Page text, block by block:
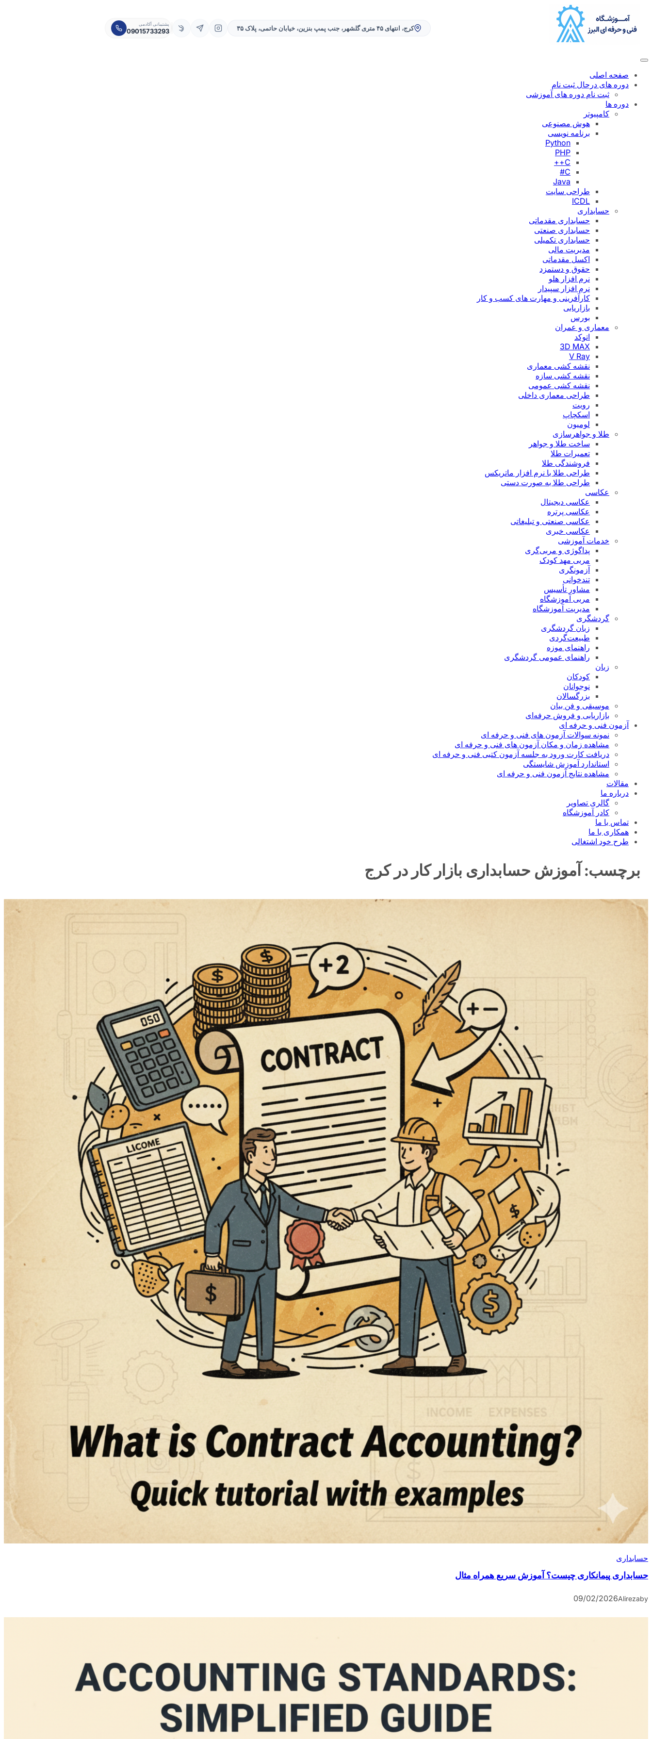
محتوا
کرج، انتهای ۴۵ متری گلشهر، جنب پمپ بنزین، خیابان حاتمی، پلاک ۳۵
پشتیبانی آکادمی
09015733293
صفحه اصلی
دوره های درحال ثبت نام
ثبت نام دوره های آموزشی
دوره ها
کامپیوتر
هوش مصنوعی
برنامه نویسی
Python
PHP
C++
C#
Java
طراحی سایت
ICDL
حسابداری
حسابداری مقدماتی
حسابداری صنعتی
حسابداری تکمیلی
مدیریت مالی
اکسل مقدماتی
حقوق و دستمزد
نرم افزار هلو
نرم افزار سپیدار
کارآفرینی و مهارت های کسب و کار
بازاریابی
بورس
معماری و عمران
اتوکد
3D MAX
V Ray
نقشه کشی معماری
نقشه کشی سازه
نقشه کشی عمومی
طراحی معماری داخلی
رویت
اسکچاپ
لومیون
طلا و جواهرسازی
ساخت طلا و جواهر
تعمیرات طلا
فروشندگی طلا
طراحی طلا با نرم افزار ماتریکس
طراحی طلا به صورت دستی
عکاسی
عکاسی دیجیتال
عکاسی پرتره
عکاسی صنعتی و تبلیغاتی
عکاسی خبری
خدمات آموزشی
پداگوژی و مربی‌گری
مربی مهد کودک
آزمونگری
تندخوانی
مشاور تأسیس
مربی آموزشگاه
مدیریت آموزشگاه
گردشگری
زبان گردشگری
طبیعت‌گردی
راهنمای موزه
راهنمای عمومی گردشگری
زبان
کودکان
نوجوانان
بزرگسالان
موسیقی و فن بیان
بازاریابی و فروش حرفه‌ای
آزمون فنی و حرفه ای
نمونه سوالات آزمون های فنی و حرفه ای
مشاهده زمان و مکان آزمون های فنی و حرفه ای
دریافت کارت ورود به جلسه آزمون کتبی فنی و حرفه ای
استاندارد آموزش شایستگی
مشاهده نتایج آزمون فنی و حرفه ای
مقالات
درباره ما
گالری تصاویر
کادر آموزشگاه
تماس با ما
همکاری با ما
طرح خود اشتغالی
برچسب: آموزش حسابداری بازار کار در کرج
حسابداری
حسابداری پیمانکاری چیست؟ آموزش سریع همراه مثال
by
Alireza
09/02/2026